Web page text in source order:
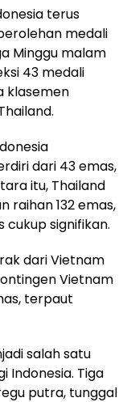
terus
medali
Minggu malam
43 medali
klasemen
dari 43 emas,
itu, Thailand
raihan 132 emas,
cukup signifikan.
dari Vietnam
Vietnam
terpaut
salah satu
Indonesia. Tiga
putra, tunggal